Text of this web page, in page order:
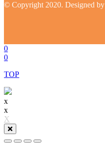
© Copyright 2020. Designed by
0
0
TOP
x
x
X